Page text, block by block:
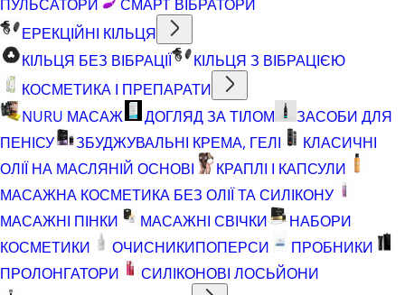
ПУЛЬСАТОРИ
СМАРТ ВІБРАТОРИ
ЕРЕКЦІЙНІ КІЛЬЦЯ
КІЛЬЦЯ БЕЗ ВІБРАЦІЇ
КІЛЬЦЯ З ВІБРАЦІЄЮ
КОСМЕТИКА І ПРЕПАРАТИ
NURU МАСАЖ
ДОГЛЯД ЗА ТІЛОМ
ЗАСОБИ ДЛЯ
ПЕНІСУ
ЗБУДЖУВАЛЬНІ КРЕМА, ГЕЛІ
КЛАСИЧНІ
ОЛІЇ НА МАСЛЯНІЙ ОСНОВІ
КРАПЛІ І КАПСУЛИ
МАСАЖНА КОСМЕТИКА БЕЗ ОЛІЇ ТА СИЛІКОНУ
МАСАЖНІ ПІНКИ
МАСАЖНІ СВІЧКИ
НАБОРИ
КОСМЕТИКИ
ОЧИСНИКИПОПЕРСИ
ПРОБНИКИ
ПРОЛОНГАТОРИ
СИЛІКОНОВІ ЛОСЬЙОНИ